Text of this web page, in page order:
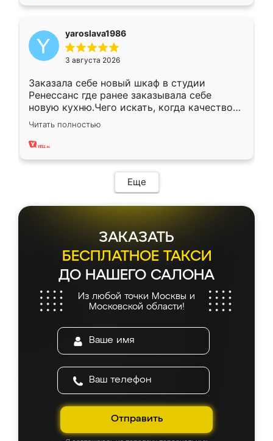
yaroslava1986
3 августа 2026
Заказала себе новый шкаф в студии
Ренессанс где ранее заказывала себе
новую кухню.Чего искать, когда качеством
вполне довольна. Служит кухня уже почти
два года, нареканий нет.
Читать полностью
Еще
ЗАКАЗАТЬ
БЕСПЛАТНОЕ ТАКСИ
ДО НАШЕГО САЛОНА
Из любой точки Москвы и
Московской области!
Отправить